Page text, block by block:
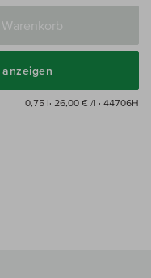
Warenkorb
0,75 l· 26,00 € /l · 44706H